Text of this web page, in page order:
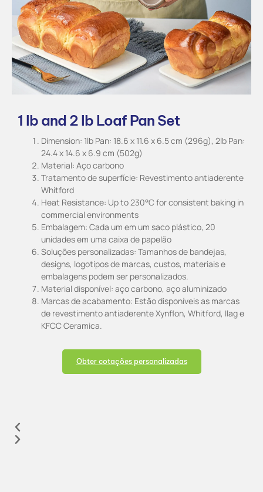
1 lb and 2 lb Loaf Pan Set
Dimension: 1lb Pan: 18.6 x 11.6 x 6.5 cm (296g), 2lb Pan:
24.4 x 14.6 x 6.9 cm (502g)
Material: Aço carbono
Tratamento de superfície: Revestimento antiaderente
Whitford
Heat Resistance: Up to 230°C for consistent baking in
commercial environments
Embalagem: Cada um em um saco plástico, 20
unidades em uma caixa de papelão
Soluções personalizadas: Tamanhos de bandejas,
designs, logotipos de marcas, custos, materiais e
embalagens podem ser personalizados.
Material disponível: aço carbono, aço aluminizado
Marcas de acabamento: Estão disponíveis as marcas
de revestimento antiaderente Xynflon, Whitford, Ilag e
KFCC Ceramica.
Obter cotações personalizadas